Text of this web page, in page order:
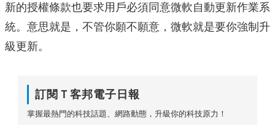
新的授權條款也要求用戶必須同意微軟自動更新作業系
統。意思就是，不管你願不願意，微軟就是要你強制升
級更新。
訂閱Ｔ客邦電子日報
掌握最熱門的科技話題、網路動態，升級你的科技原力！